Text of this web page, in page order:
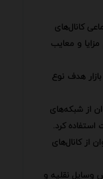
کانال‌های
و معایب
هدف نوع
از شبکه‌های
استفاده کرد.
از کانال‌های
نقلیه و